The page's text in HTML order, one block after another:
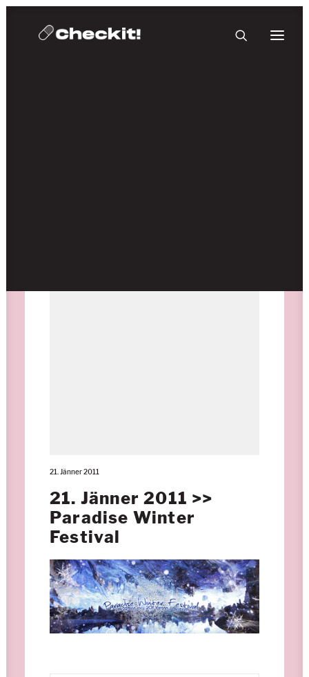
21. Jänner 2011
21. Jänner 2011 >>
Paradise Winter
Festival